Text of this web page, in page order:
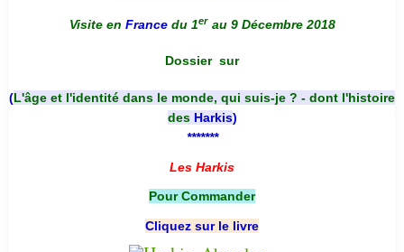
Visite en France du 1er au 9 Décembre 2018
Dossier sur
(L'âge et l'identité dans le monde, qui suis-je ? - dont l'histoire
des Harkis)
*******
Les Harkis
Pour Commander
Cliquez sur le livre